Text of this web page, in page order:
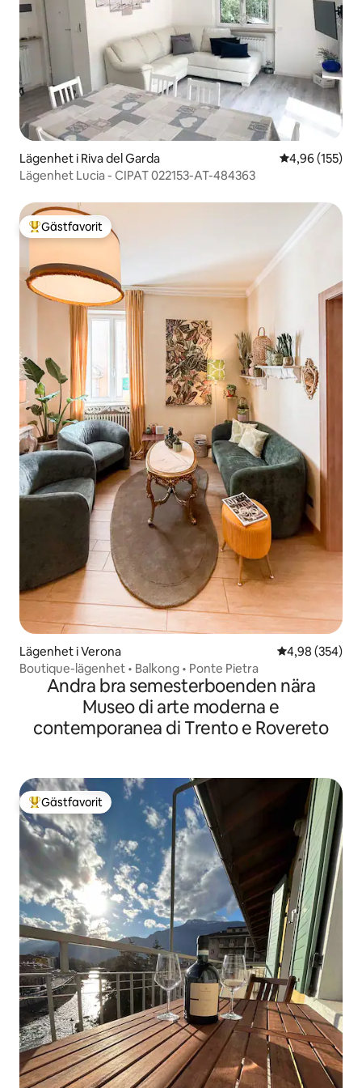
Lägenhet i Riva del Garda 4,96 av 5 i
4,96 (155)
Lägenhet Lucia - CIPAT 022153-AT-484363
Populär gästfavorit
Gästfavorit
Lägenhet i Verona 4,98 av 5 i
4,98 (354)
Boutique-lägenhet • Balkong • Ponte Pietra
Andra bra semesterboenden nära
Museo di arte moderna e
contemporanea di Trento e Rovereto
Populär gästfavorit
Gästfavorit